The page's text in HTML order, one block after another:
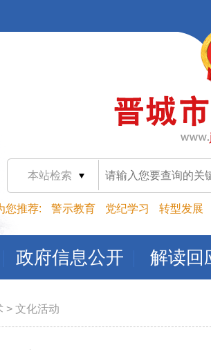
本站检索
您推荐: 警示教育 党纪学习 转型发展
政府信息公开 解读回
> 文化活动